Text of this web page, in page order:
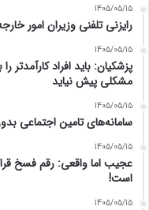
1405/05/15
رایزنی تلفنی وزیران امور
1405/05/15
پزشکیان: باید افراد
مشکلی پیش نیاید
1405/05/15
سامانه‌های تامین اجتماعی
1405/05/15
است!
1405/05/15